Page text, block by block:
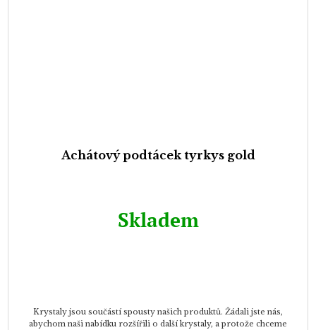
Achátový podtácek tyrkys gold
Skladem
Krystaly jsou součástí spousty našich produktů. Žádali jste nás,
abychom naši nabídku rozšířili o další krystaly, a protože chceme